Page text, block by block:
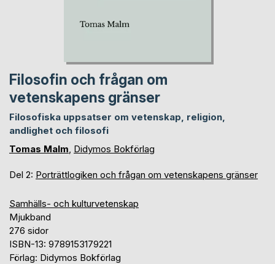
Filosofin och frågan om
vetenskapens gränser
Filosofiska uppsatser om vetenskap, religion,
andlighet och filosofi
Tomas Malm Didymos Bokförlag
Del 2: Porträttlogiken och frågan om vetenskapens gränser
Samhälls- och kulturvetenskap
Mjukband
276 sidor
ISBN-13: 9789153179221
Förlag: Didymos Bokförlag